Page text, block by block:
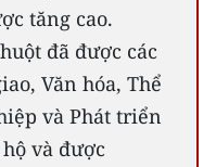
tăng cao.
đã được các
Văn hóa, Thể
và Phát triển
và được